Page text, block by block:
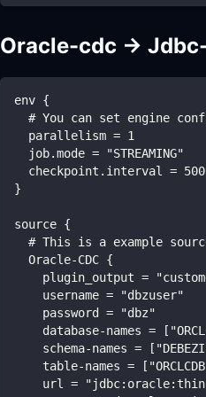
Oracle-cdc ->
env {
# You can set engine
  parallelism = 1
  job.mode = "STREAMING"
checkpoint.interval =
}
source {
# This is a example
  Oracle-CDC {
plugin_output =
    username = "dbzuser"
    password = "dbz"
database-names =
schema-names =
table-names =
url =